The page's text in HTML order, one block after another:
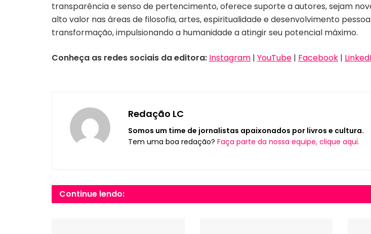
transparência e senso de pertencimento, oferece suporte a autores, sejam
alto valor nas áreas de filosofia, artes, espiritualidade e desenvolvimento
transformação, impulsionando a humanidade a atingir seu potencial máximo.
Conheça as redes sociais da editora: Instagram | YouTube | Facebook |
Redação LC
Somos um time de jornalistas apaixonados por livros e cultura.
Tem uma boa redação? Faça parte da nossa equipe, clique aqui.
Continue lendo: